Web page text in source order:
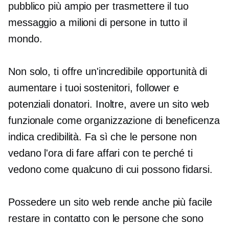
pubblico più ampio per trasmettere il tuo
messaggio a milioni di persone in tutto il
mondo.
Non solo, ti offre un'incredibile opportunità di
aumentare i tuoi sostenitori, follower e
potenziali donatori. Inoltre, avere un sito web
funzionale come organizzazione di beneficenza
indica credibilità. Fa sì che le persone non
vedano l'ora di fare affari con te perché ti
vedono come qualcuno di cui possono fidarsi.
Possedere un sito web rende anche più facile
restare in contatto con le persone che sono